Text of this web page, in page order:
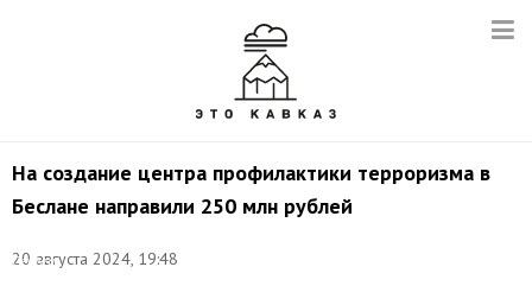
На создание центра профилактики терроризма в
Беслане направили 250 млн рублей
20 августа 2024, 19:48
Сергей